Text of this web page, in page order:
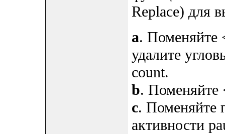
Replace) для
a. Поменяйте
удалите
count.
b. Поменяйте
c. Поменяйте
активности